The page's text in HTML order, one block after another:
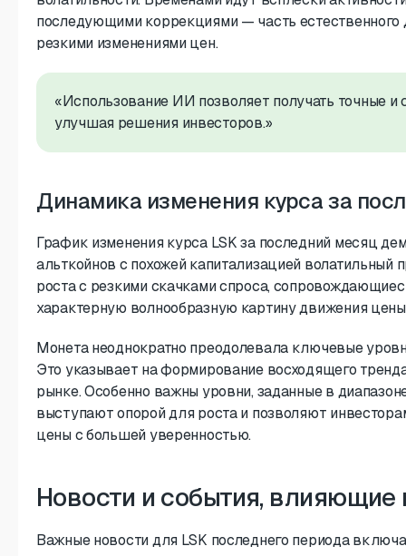
последующими коррекциями — часть естественного
резкими изменениями цен.
«Использование ИИ позволяет получать точные и
улучшая решения инвесторов.»
Динамика изменения курса за
График изменения курса LSK за последний месяц
альткойнов с похожей капитализацией
роста с резкими скачками спроса,
характерную волнообразную картину движения
Монета неоднократно преодолевала ключевые
Это указывает на формирование восходящего
рынке. Особенно важны уровни, заданные в
выступают опорой для роста и позволяют
цены с большей уверенностью.
Новости и события, влияющие
Важные новости для LSK последнего периода